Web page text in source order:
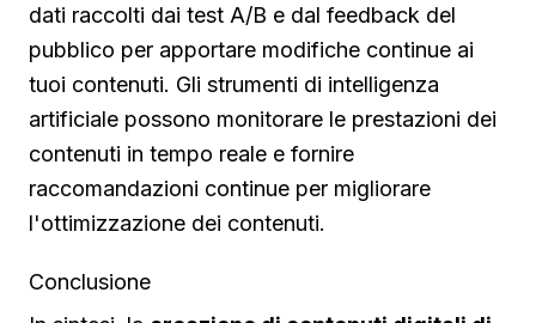
dati raccolti dai test A/B e dal feedback del
pubblico per apportare modifiche continue ai
tuoi contenuti. Gli strumenti di intelligenza
artificiale possono monitorare le prestazioni dei
contenuti in tempo reale e fornire
raccomandazioni continue per migliorare
l'ottimizzazione dei contenuti.
Conclusione